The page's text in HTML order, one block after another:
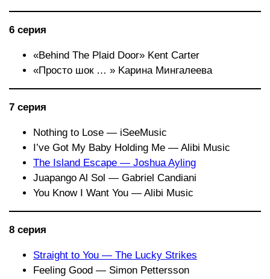
6 серия
«Behind The Plaid Door» Kent Carter
«Просто шок … » Kapинa Мингалеева
7 серия
Nothing to Lose — iSeeMusic
I’ve Got My Baby Holding Me — Alibi Music
The Island Escape — Joshua Ayling
Juapango Al Sol — Gabriel Candiani
You Know I Want You — Alibi Music
8 серия
Straight to You — The Lucky Strikes
Feeling Good — Simon Pettersson